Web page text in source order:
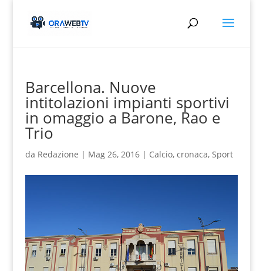
Barcellona. Nuove
intitolazioni impianti sportivi
in omaggio a Barone, Rao e
Trio
da Redazione | Mag 26, 2016| Calcio, cronaca, Sport